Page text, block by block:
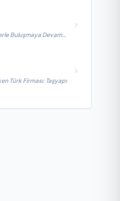
Buluşmaya Devam
Türk Firması: Taşyapı